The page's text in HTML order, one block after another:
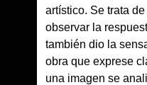
artístico. Se trata
observar la
también dio la
obra que exprese
una imagen se